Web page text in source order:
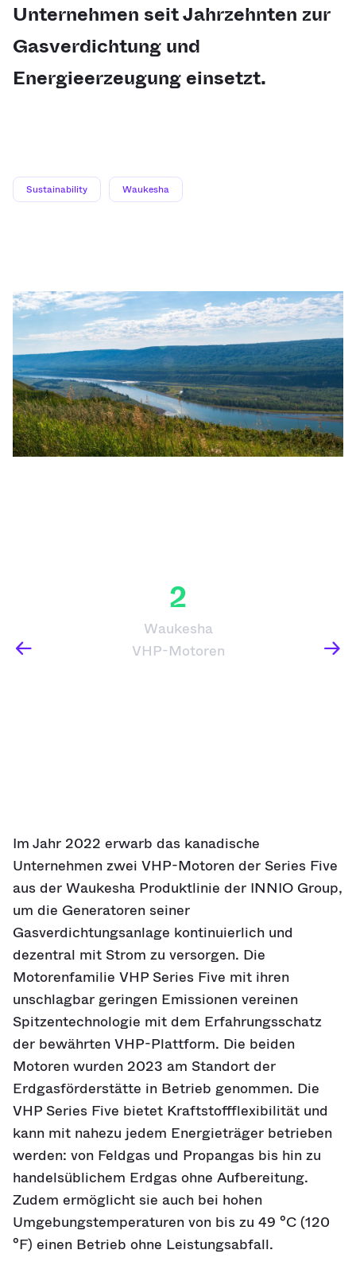
Unternehmen seit Jahrzehnten zur
Gasverdichtung und
Energieerzeugung einsetzt.
2
Waukesha
VHP-Motoren
Im Jahr 2022 erwarb das kanadische
Unternehmen zwei VHP-Motoren der Series Five
aus der Waukesha Produktlinie der INNIO Group,
um die Generatoren seiner
Gasverdichtungsanlage kontinuierlich und
dezentral mit Strom zu versorgen. Die
Motorenfamilie VHP Series Five mit ihren
unschlagbar geringen Emissionen vereinen
Spitzentechnologie mit dem Erfahrungsschatz
der bewährten VHP-Plattform. Die beiden
Motoren wurden 2023 am Standort der
Erdgasförderstätte in Betrieb genommen. Die
VHP Series Five bietet Kraftstoffflexibilität und
kann mit nahezu jedem Energieträger betrieben
werden: von Feldgas und Propangas bis hin zu
handelsüblichem Erdgas ohne Aufbereitung.
Zudem ermöglicht sie auch bei hohen
Umgebungstemperaturen von bis zu 49 °C (120
°F) einen Betrieb ohne Leistungsabfall.